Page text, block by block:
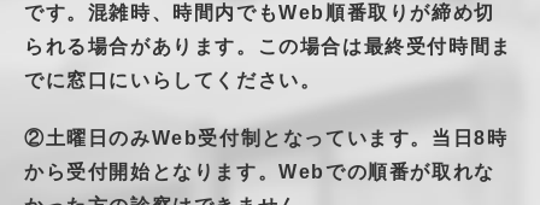
です。混雑時、時間内でもWeb順番取りが締め切
られる場合があります。この場合は最終受付時間ま
でに窓口にいらしてください。
②土曜日のみWeb受付制となっています。当日8時
から受付開始となります。Webでの順番が取れな